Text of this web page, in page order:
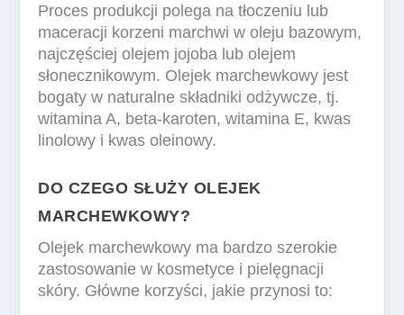
Proces produkcji polega na tłoczeniu lub
maceracji korzeni marchwi w oleju bazowym,
najczęściej olejem jojoba lub olejem
słonecznikowym. Olejek marchewkowy jest
bogaty w naturalne składniki odżywcze, tj.
witamina A, beta-karoten, witamina E, kwas
linolowy i kwas oleinowy.
DO CZEGO SŁUŻY OLEJEK
MARCHEWKOWY?
Olejek marchewkowy ma bardzo szerokie
zastosowanie w kosmetyce i pielęgnacji
skóry. Główne korzyści, jakie przynosi to: